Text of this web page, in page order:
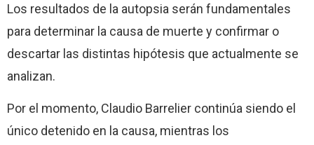
Los resultados de la autopsia serán fundamentales
para determinar la causa de muerte y confirmar o
descartar las distintas hipótesis que actualmente se
analizan.
Por el momento, Claudio Barrelier continúa siendo el
único detenido en la causa, mientras los